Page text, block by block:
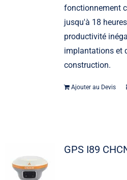
fonctionnement
jusqu'à 18
productivité
implantations et
construction.
Ajouter au Devis
GPS I89